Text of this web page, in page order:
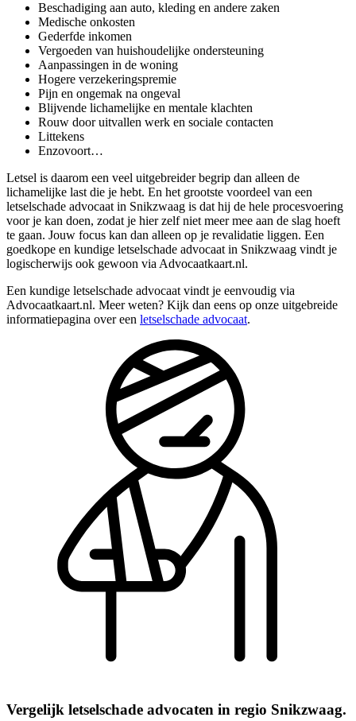
Beschadiging aan auto, kleding en andere zaken
Medische onkosten
Gederfde inkomen
Vergoeden van huishoudelijke ondersteuning
Aanpassingen in de woning
Hogere verzekeringspremie
Pijn en ongemak na ongeval
Blijvende lichamelijke en mentale klachten
Rouw door uitvallen werk en sociale contacten
Littekens
Enzovoort…
Letsel is daarom een veel uitgebreider begrip dan alleen de
lichamelijke last die je hebt. En het grootste voordeel van een
letselschade advocaat in Snikzwaag is dat hij de hele procesvoering
voor je kan doen, zodat je hier zelf niet meer mee aan de slag hoeft
te gaan. Jouw focus kan dan alleen op je revalidatie liggen. Een
goedkope en kundige letselschade advocaat in Snikzwaag vindt je
logischerwijs ook gewoon via Advocaatkaart.nl.
Een kundige letselschade advocaat vindt je eenvoudig via
Advocaatkaart.nl. Meer weten? Kijk dan eens op onze uitgebreide
informatiepagina over een letselschade advocaat.
Vergelijk letselschade advocaten in regio Snikzwaag.